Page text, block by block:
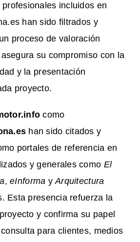
incluidos en
han sido filtrados y
proceso de valoración
su compromiso con la
y la presentación
proyecto.
como
han sido citados y
portales de referencia en
y generales como El
,eInforma yArquitectura
Esta presencia refuerza la
y confirma su papel
para clientes, medios